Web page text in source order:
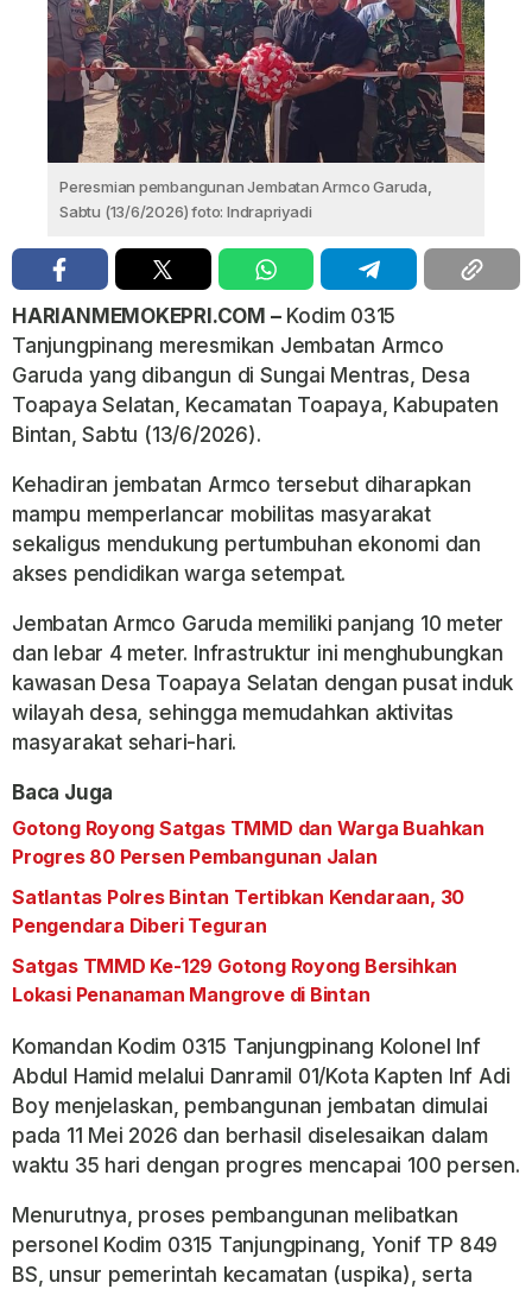
Peresmian pembangunan Jembatan Armco Garuda,
Sabtu (13/6/2026) foto: Indrapriyadi
HARIANMEMOKEPRI.COM –Kodim 0315
Tanjungpinang meresmikan Jembatan Armco
Garuda yang dibangun di Sungai Mentras, Desa
Toapaya Selatan, Kecamatan Toapaya, Kabupaten
Bintan, Sabtu (13/6/2026).
Kehadiran jembatan Armco tersebut diharapkan
mampu memperlancar mobilitas masyarakat
sekaligus mendukung pertumbuhan ekonomi dan
akses pendidikan warga setempat.
Jembatan Armco Garuda memiliki panjang 10 meter
dan lebar 4 meter. Infrastruktur ini menghubungkan
kawasan Desa Toapaya Selatan dengan pusat induk
wilayah desa, sehingga memudahkan aktivitas
masyarakat sehari-hari.
Baca Juga
Gotong Royong Satgas TMMD dan Warga Buahkan
Progres 80 Persen Pembangunan Jalan
Satlantas Polres Bintan Tertibkan Kendaraan, 30
Pengendara Diberi Teguran
Satgas TMMD Ke-129 Gotong Royong Bersihkan
Lokasi Penanaman Mangrove di Bintan
Komandan Kodim 0315 Tanjungpinang Kolonel Inf
Abdul Hamid melalui Danramil 01/Kota Kapten Inf Adi
Boy menjelaskan, pembangunan jembatan dimulai
pada 11 Mei 2026 dan berhasil diselesaikan dalam
waktu 35 hari dengan progres mencapai 100 persen.
Menurutnya, proses pembangunan melibatkan
personel Kodim 0315 Tanjungpinang, Yonif TP 849
BS, unsur pemerintah kecamatan (uspika), serta